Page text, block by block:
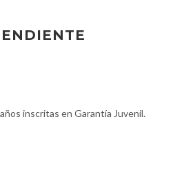
inscritas en Garantía Juvenil.